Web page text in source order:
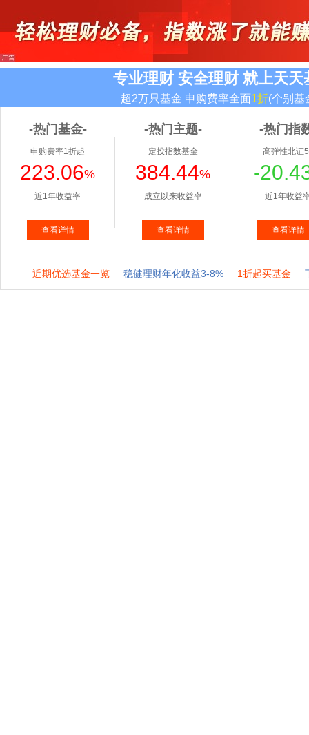
专业理财 安全理财 就上天天
超2万只基金 申购费率全面1折(个别基
-热门基金-
申购费率1折起
223.06%
近1年收益率
查看详情
-热门主题-
定投指数基金
384.44%
成立以来收益率
查看详情
-热门指
高弹性北证
-
近1年收益
查看详情
近期优选基金一览 稳健理财年化收益3-8% 1折起买基金